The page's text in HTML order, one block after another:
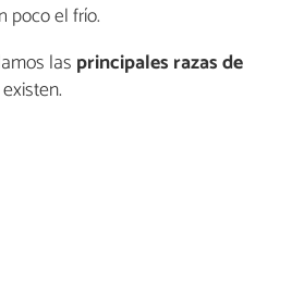
poco el frío.
las principales razas de